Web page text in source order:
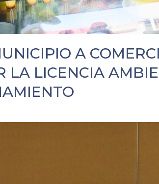
A
LA LICENCIA